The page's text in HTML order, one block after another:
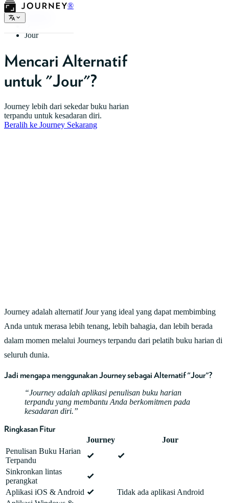
®
Beranda
Jour
Mencari Alternatif
untuk "Jour"?
Journey lebih dari sekedar buku harian
terpandu untuk kesadaran diri.
Beralih ke Journey Sekarang
Journey adalah alternatif Jour yang ideal yang dapat membimbing
Anda untuk merasa lebih tenang, lebih bahagia, dan lebih berada
dalam momen melalui Journeys terpandu dari pelatih buku harian di
seluruh dunia.
Jadi mengapa menggunakan Journey sebagai Alternatif "Jour"?
Journey adalah aplikasi penulisan buku harian
terpandu yang membantu Anda berkomitmen pada
kesadaran diri.
Ringkasan Fitur
Journey
Jour
Penulisan Buku Harian
Terpandu
Sinkronkan lintas
perangkat
Aplikasi iOS & Android
Tidak ada aplikasi Android